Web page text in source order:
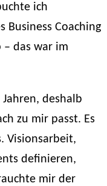
ich
Business Coaching
das war im
deshalb
zu mir passt. Es
Visionsarbeit,
definieren,
mir der